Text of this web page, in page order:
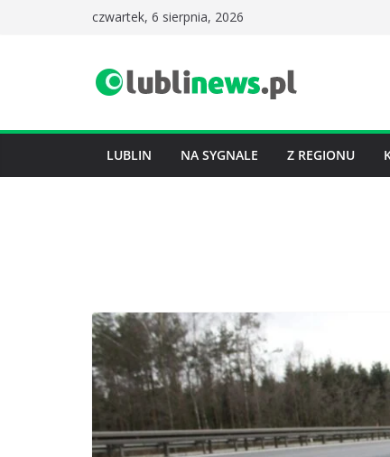
czwartek, 6 sierpnia, 2026
LUBLIN NA SYGNALE Z REGIONU